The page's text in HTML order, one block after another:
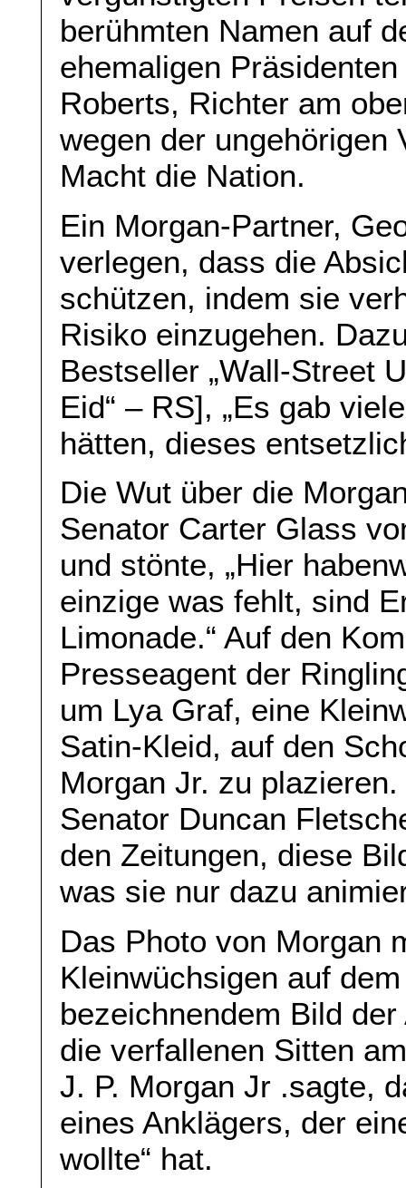
berühmten Namen auf
ehemaligen
Roberts, Richter am
wegen der ungehörigen
Macht die Nation.
Ein Morgan-Partner,
verlegen, dass die
schützen, indem sie
Risiko einzugehen.
Bestseller „Wall-Street
Eid“ – RS], „Es gab
hätten, dieses
Die Wut über die
Senator Carter Glass
und stönte, „Hier
einzige was fehlt, sind
Limonade.“ Auf den
Presseagent der
um Lya Graf, eine
Satin-Kleid, auf den
Morgan Jr. zu
Senator Duncan
den Zeitungen, diese
was sie nur dazu
Das Photo von Morgan
Kleinwüchsigen auf
bezeichnendem Bild
die verfallenen Sitten
J. P. Morgan Jr .sagte,
eines Anklägers, der
wollte“ hat.